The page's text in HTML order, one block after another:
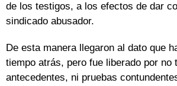
de los testigos, a los efectos de dar
sindicado abusador.
De esta manera llegaron al dato que
tiempo atrás, pero fue liberado por no
antecedentes, ni pruebas